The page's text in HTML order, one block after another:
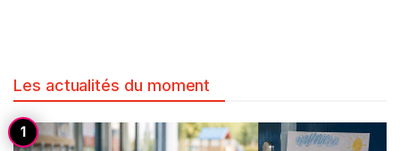
Les actualités du moment